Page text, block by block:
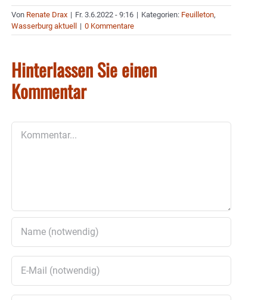
Von Renate Drax | Fr. 3.6.2022 - 9:16 | Kategorien: Feuilleton,
Wasserburg aktuell
| 0 Kommentare
Hinterlassen Sie einen
Kommentar